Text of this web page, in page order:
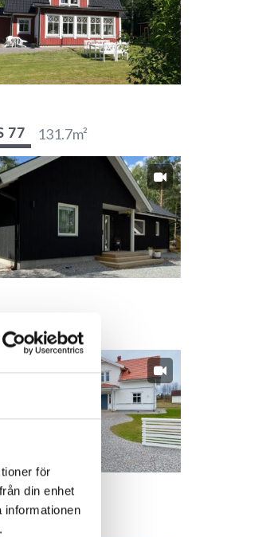
för
din enhet
informationen
77 131.7m²
194 171.8
827